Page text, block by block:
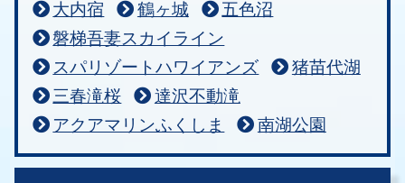
大内宿 鶴ヶ城
五色沼
磐梯吾妻スカイライン
スパリゾートハワイアンズ
猪苗代湖
三春滝桜
達沢不動滝
アクアマリンふくしま
南湖公園